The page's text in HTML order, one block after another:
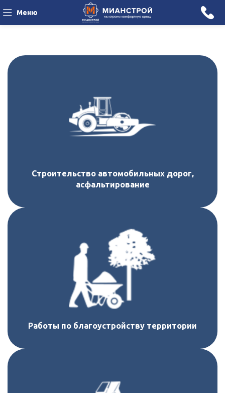
Меню
Строительство автомобильных дорог,
асфальтирование
Работы по благоустройству территории